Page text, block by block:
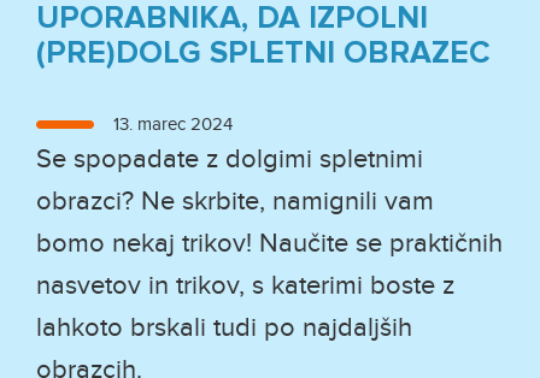
UPORABNIKA, DA IZPOLNI
(PRE)DOLG SPLETNI OBRAZEC
Objavljeno
dne
13. marec 2024
Se spopadate z dolgimi spletnimi
obrazci? Ne skrbite, namignili vam
bomo nekaj trikov! Naučite se praktičnih
nasvetov in trikov, s katerimi boste z
lahkoto brskali tudi po najdaljših
obrazcih.